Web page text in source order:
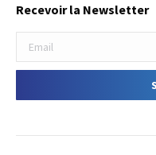
Recevoir la Newsletter